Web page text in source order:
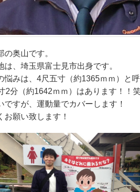
の奥山です。
は、埼玉県富士見市出身です。
悩みは、4尺五寸（約1365ｍｍ）と呼
2分（約1642ｍｍ）はあります！！
ですが、運動量でカバーします！
お願い致します！